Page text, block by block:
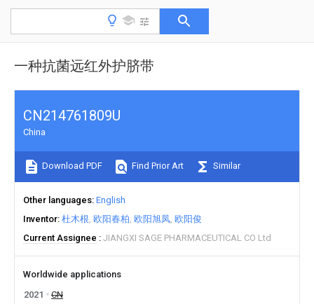
一种抗菌远红外护脐带
CN214761809U
China
Download PDF Find Prior Art Similar
Other languages English
Inventor 杜木根 欧阳春柏 欧阳旭凤 欧阳俊
Current Assignee
JIANGXI SAGE PHARMACEUTICAL CO Ltd
Worldwide applications
2021
CN